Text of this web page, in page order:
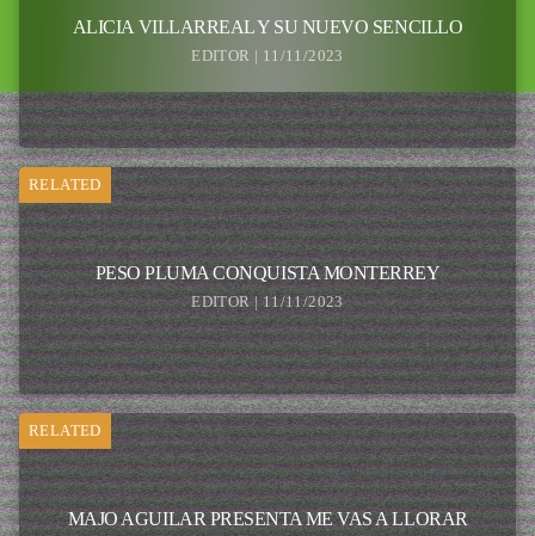
ALICIA VILLARREAL Y SU NUEVO SENCILLO
EDITOR | 11/11/2023
RELATED
PESO PLUMA CONQUISTA MONTERREY
EDITOR | 11/11/2023
RELATED
MAJO AGUILAR PRESENTA ME VAS A LLORAR